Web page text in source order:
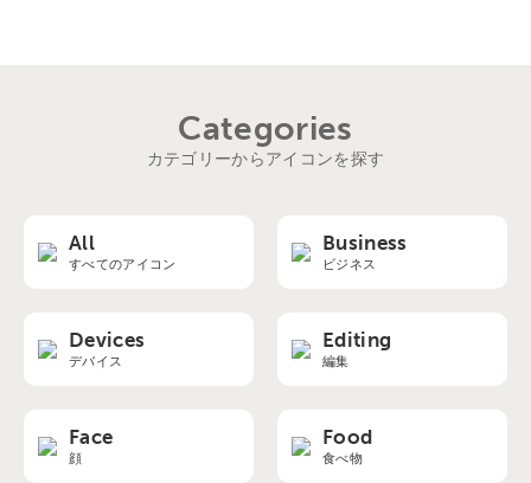
Categories
カテゴリーからアイコンを探す
All
すべてのアイコン
Business
ビジネス
Devices
デバイス
Editing
編集
Face
顔
Food
食べ物